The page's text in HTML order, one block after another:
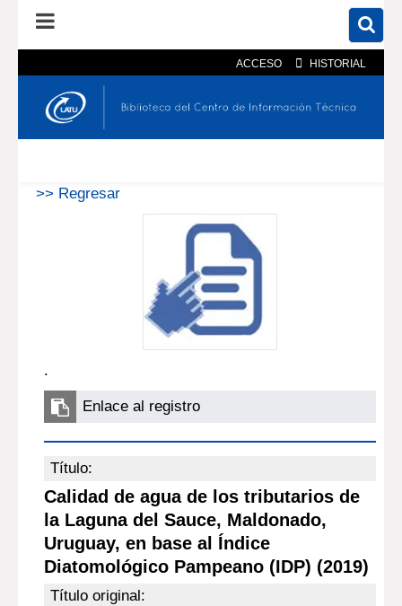
ACCESO HISTORIAL
En el catálogo En el sitio
>> Regresar
.
Enlace al registro
Título:
Calidad de agua de los tributarios de
la Laguna del Sauce, Maldonado,
Uruguay, en base al Índice
Diatomológico Pampeano (IDP) (2019)
Título original: